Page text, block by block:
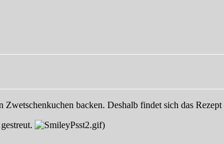
backen. Deshalb findet sich das Rezept
)